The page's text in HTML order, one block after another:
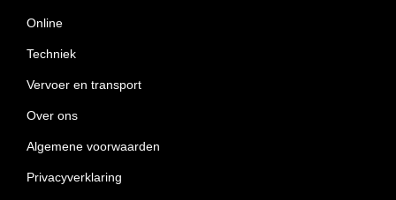
Online
Techniek
Vervoer en transport
Over ons
Algemene voorwaarden
Privacyverklaring